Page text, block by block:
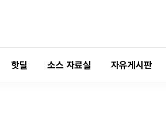
핫딜 소스 자료실 자유게시판